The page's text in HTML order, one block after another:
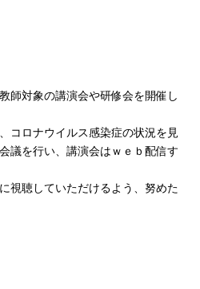
師対象の講演会や研修会を開催し
コロナウイルス感染症の状況を見
議を行い、講演会はｗｅｂ配信す
視聴していただけるよう、努めた